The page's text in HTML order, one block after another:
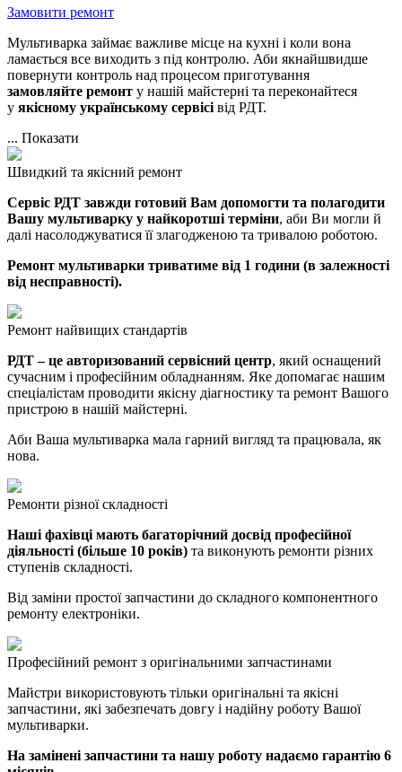
Замовити ремонт
Мультиварка займає важливе місце на кухні і коли вона
ламається все виходить з під контролю. Аби якнайшвидше
повернути контроль над процесом приготування
замовляйте ремонт у нашій майстерні та переконайтеся
у якісному українському сервісі від РДТ.
... Показати
Швидкий та якісний ремонт
Сервіс РДТ завжди готовий Вам допомогти та полагодити
Вашу мультиварку у найкоротші терміни, аби Ви могли й
далі насолоджуватися її злагодженою та тривалою роботою.
Ремонт мультиварки триватиме від 1 години (в залежності
від несправності).
Ремонт найвищих стандартів
РДТ – це авторизований сервісний центр, який оснащений
сучасним і професійним обладнанням. Яке допомагає нашим
спеціалістам проводити якісну діагностику та ремонт Вашого
пристрою в нашій майстерні.
Аби Ваша мультиварка мала гарний вигляд та працювала, як
нова.
Ремонти різної складності
Наші фахівці мають багаторічний досвід професійної
діяльності (більше 10 років) та виконують ремонти різних
ступенів складності.
Від заміни простої запчастини до складного компонентного
ремонту електроніки.
Професійний ремонт з оригінальними запчастинами
Майстри використовують тільки оригінальні та якісні
запчастини, які забезпечать довгу і надійну роботу Вашої
мультиварки.
На замінені запчастини та нашу роботу надаємо гарантію 6